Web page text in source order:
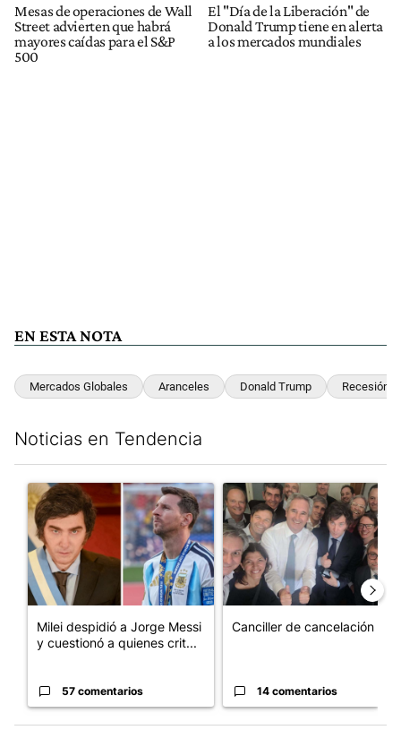
Mesas de operaciones de Wall
Street advierten que habrá
mayores caídas para el S&P
500
El "Día de la Liberación" de
Donald Trump tiene en alerta
a los mercados mundiales
EN ESTA NOTA
Mercados Globales Aranceles Donald Trump Recesión
Noticias en Tendencia
Un artículo de tendencia con el título "Milei despidió a Jorge
Milei despidió a Jorge Messi
y cuestionó a quienes crit...
57 comentarios
Un artículo de tendencia con
Canciller de cancelación
14 comentarios